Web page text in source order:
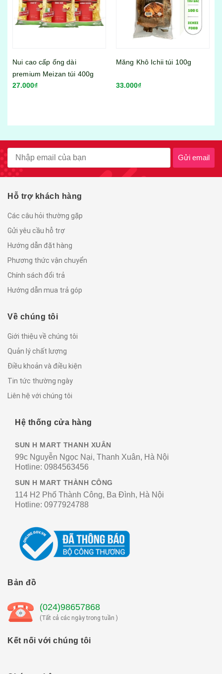
Nui cao cấp ống dài
premium Meizan túi 400g
27.000₫
Măng Khô Ichii túi 100g
33.000₫
Gửi email
Hỗ trợ khách hàng
Các câu hỏi thường gặp
Gửi yêu cầu hỗ trợ
Hướng dẫn đặt hàng
Phương thức vận chuyển
Chính sách đổi trả
Hướng dẫn mua trả góp
Về chúng tôi
Giới thiệu về chúng tôi
Quản lý chất lượng
Điều khoản và điều kiện
Tin tức thường ngày
Liên hệ với chúng tôi
Hệ thống cửa hàng
SUN H MART THANH XUÂN
99c Nguyễn Ngọc Nại, Thanh Xuân, Hà Nội
Hotline: 0984563456
SUN H MART THÀNH CÔNG
114 H2 Phố Thành Công, Ba Đình, Hà Nội
Hotline: 0977924788
Bản đồ
(024)98657868
(Tất cả các ngày trong tuần )
Kết nối với chúng tôi